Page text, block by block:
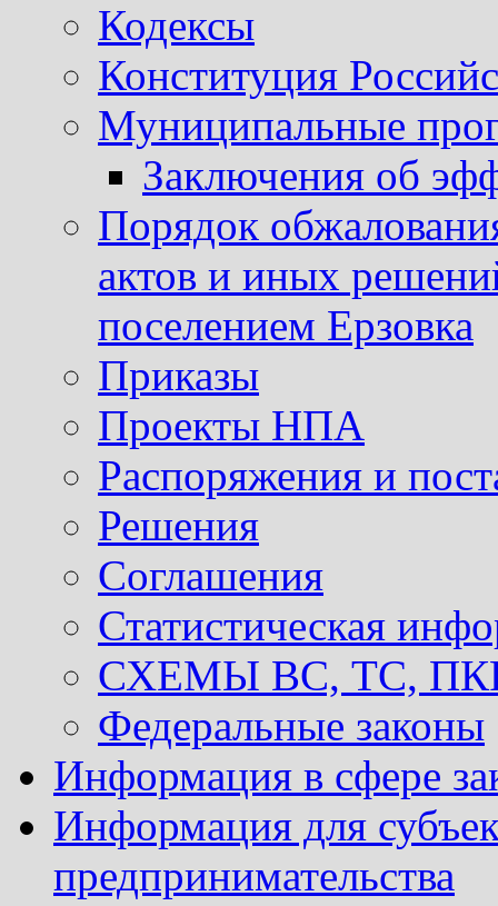
Кодексы
Конституция
Муниципальные
Заключения об
Порядок
актов и иных
поселением Ерзовка
Приказы
Проекты НПА
Распоряжения и
Решения
Соглашения
Статистическая
СХЕМЫ ВС, ТС, ПКР
Федеральные законы
Информация в сфере
Информация для
предпринимательства